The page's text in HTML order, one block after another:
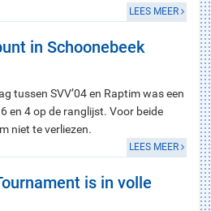
LEES MEER
in Schoonebeek
tussen SVV’04 en Raptim was een
en 4 op de ranglijst. Voor beide
niet te verliezen.
LEES MEER
is in volle